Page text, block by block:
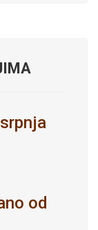
od